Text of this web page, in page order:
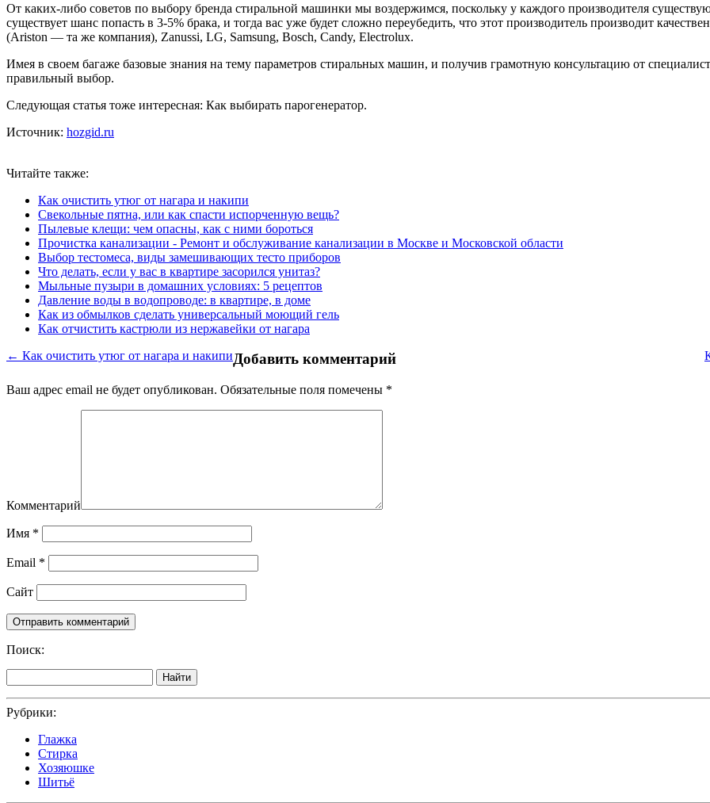
От каких-либо советов по выбору бренда стиральной машинки мы воздержимся, поскольку у каждого производителя
существует шанс попасть в 3-5% брака, и тогда вас уже будет сложно переубедить, что этот производитель производит
(Ariston — та же компания), Zanussi, LG, Samsung, Bosch, Candy, Electrolux.
Имея в своем багаже базовые знания на тему параметров стиральных машин, и получив грамотную консультацию от
правильный выбор.
Следующая статья тоже интересная: Как выбирать парогенератор.
Источник: hozgid.ru
Читайте также:
Как очистить утюг от нагара и накипи
Свекольные пятна, или как спасти испорченную вещь?
Пылевые клещи: чем опасны, как с ними бороться
Прочистка канализации - Ремонт и обслуживание канализации в Москве и Московской области
Выбор тестомеса, виды замешивающих тесто приборов
Что делать, если у вас в квартире засорился унитаз?
Мыльные пузыри в домашних условиях: 5 рецептов
Давление воды в водопроводе: в квартире, в доме
Как из обмылков сделать универсальный моющий гель
Как отчистить кастрюли из нержавейки от нагара
← Как очистить утюг от нагара и накипиДобавить комментарий
Ваш адрес email не будет опубликован. Обязательные поля помечены *
Комментарий
Имя *
Email *
Сайт
Поиск:
Найти
Рубрики:
Глажка
Стирка
Хозяюшке
Шитьё